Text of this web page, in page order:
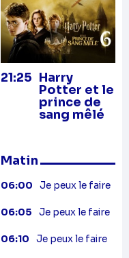
21:25 Harry
Potter et le
prince de
sang mêlé
Matin
06:00 Je peux le faire
06:05 Je peux le faire
06:10 Je peux le faire